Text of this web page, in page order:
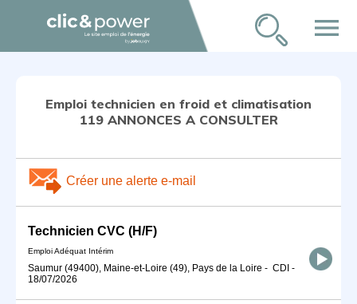
menu
Emploi technicien en froid et climatisation
119 ANNONCES A CONSULTER
Créer une alerte e-mail
Technicien CVC (H/F)
Emploi Adéquat Intérim
Saumur (49400), Maine-et-Loire (49), Pays de la Loire - CDI -
18/07/2026